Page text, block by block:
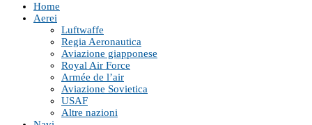
Home
Aerei
Luftwaffe
Regia Aeronautica
Aviazione giapponese
Royal Air Force
Armée de l’air
Aviazione Sovietica
USAF
Altre nazioni